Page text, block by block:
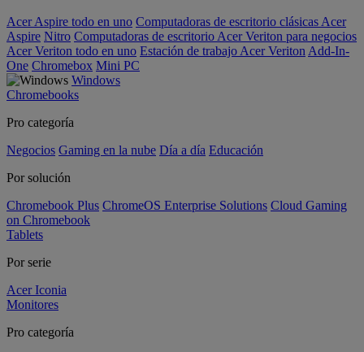
Acer Aspire todo en uno Computadoras de escritorio clásicas Acer
Aspire Nitro Computadoras de escritorio Acer Veriton para negocios
Acer Veriton todo en uno Estación de trabajo Acer Veriton Add-In-
One Chromebox Mini PC
Windows
Chromebooks
Pro categoría
Negocios Gaming en la nube Día a día Educación
Por solución
Chromebook Plus ChromeOS Enterprise Solutions Cloud Gaming
on Chromebook
Tablets
Por serie
Acer Iconia
Monitores
Pro categoría